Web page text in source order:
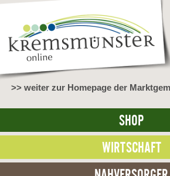
>> weiter zur Homepage der
SHOP
WIRTSCHAFT